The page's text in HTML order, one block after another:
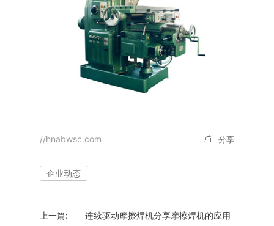
//hnabwsc.com 分享
企业动态
上一篇: 连续驱动摩擦焊机分享摩擦焊机的应用